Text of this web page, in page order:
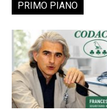
PRIMO PIANO